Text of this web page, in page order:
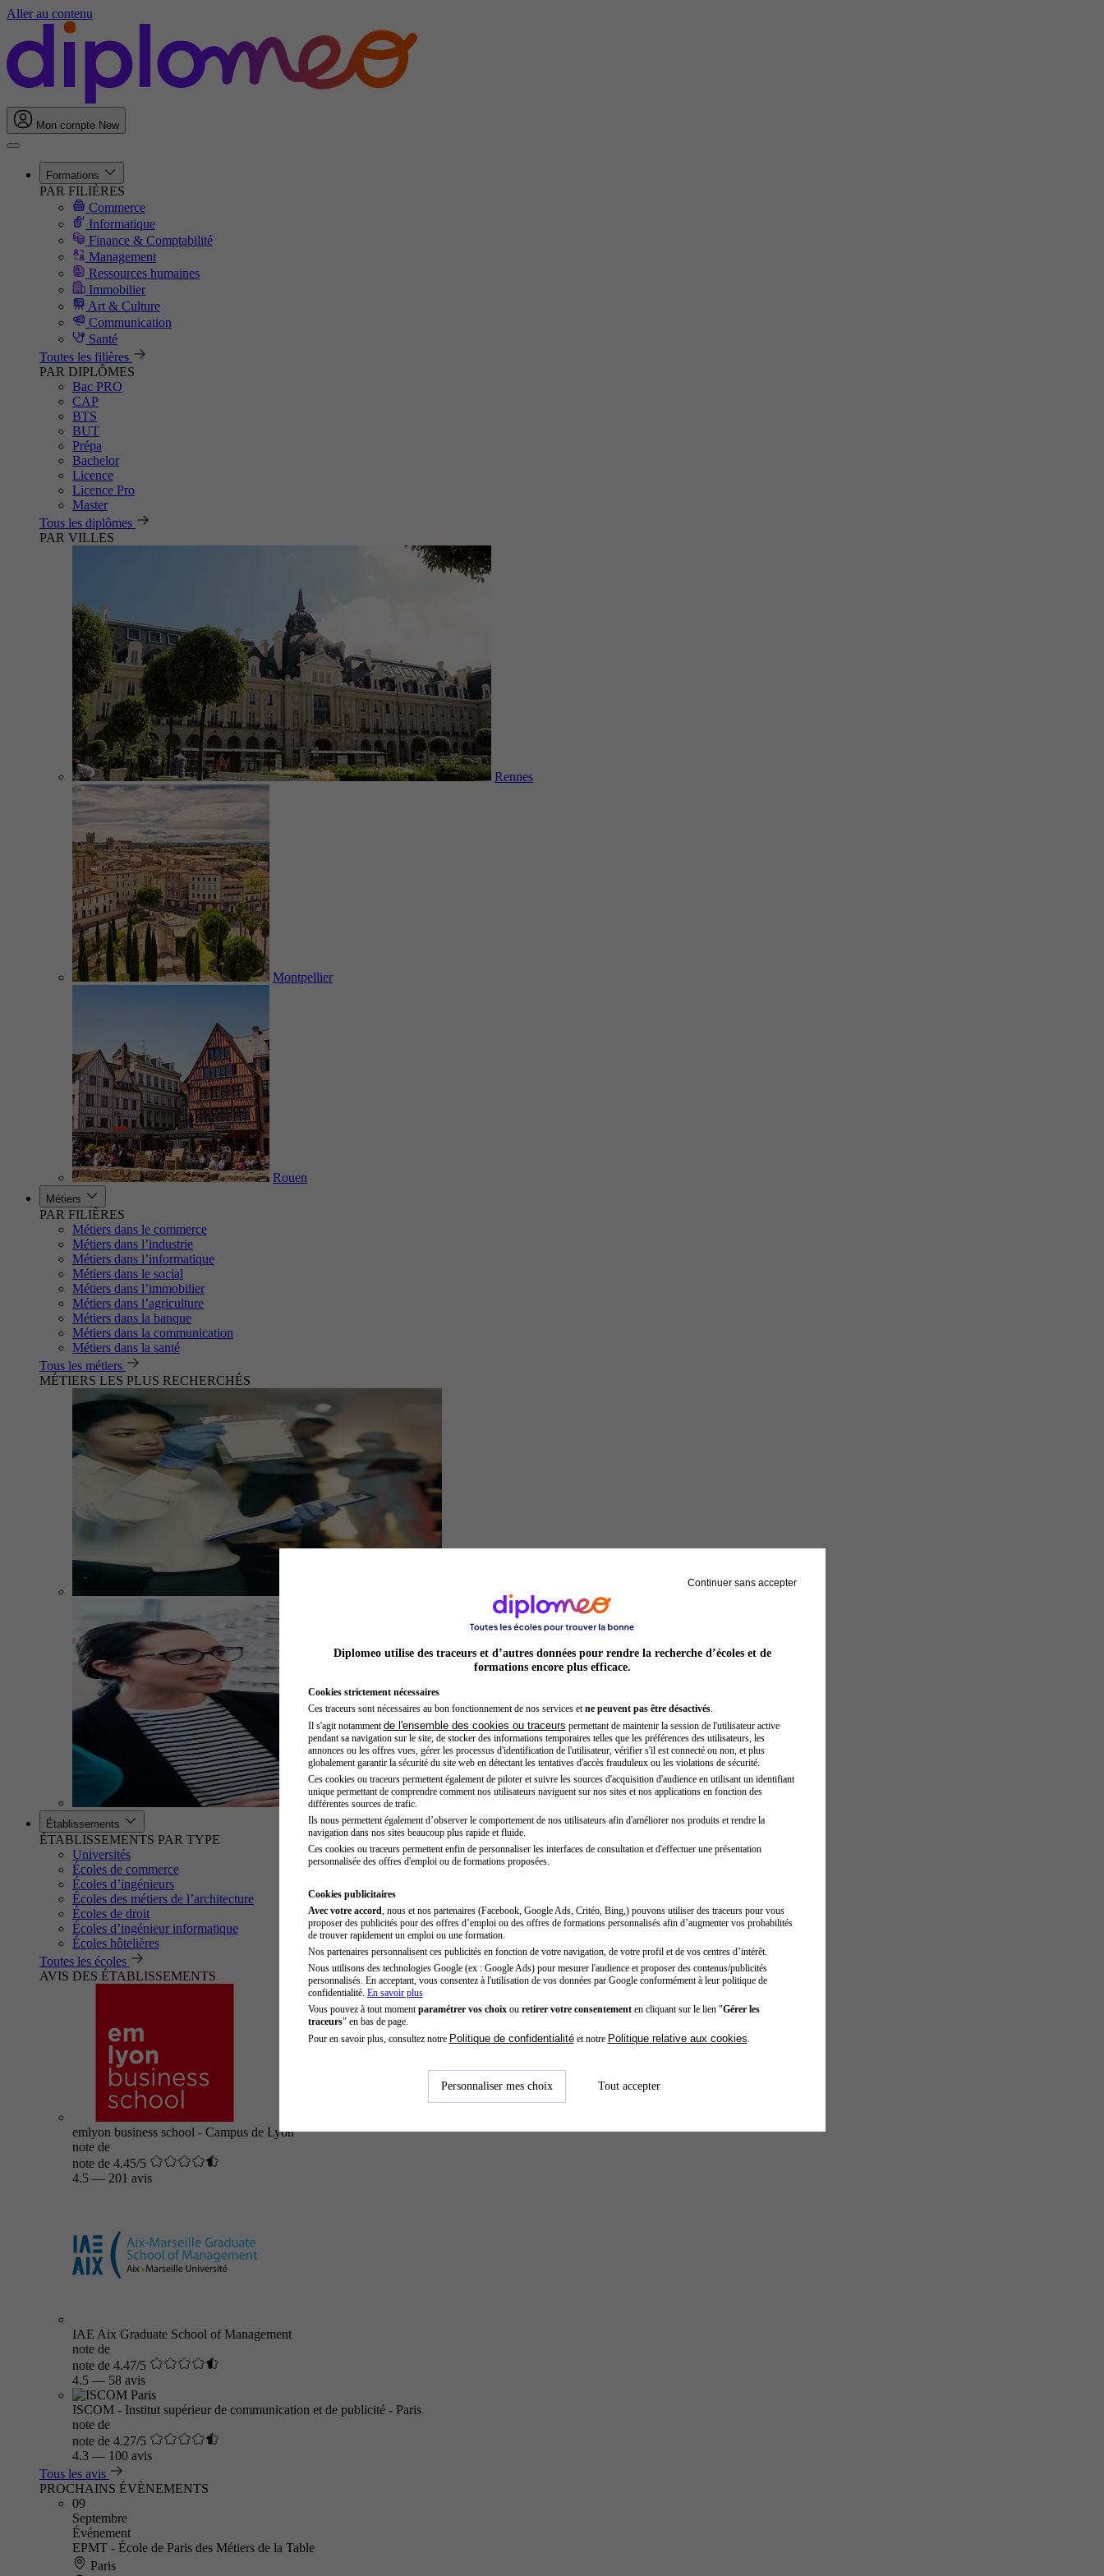
Aller au contenu
Mon compte New
Formations
PAR FILIÈRES
Commerce
Informatique
Finance & Comptabilité
Management
Ressources humaines
Immobilier
Art & Culture
Communication
Santé
Toutes les filières
PAR DIPLÔMES
Bac PRO
CAP
BTS
BUT
Prépa
Bachelor
Licence
Licence Pro
Master
Tous les diplômes
PAR VILLES
Rennes
Montpellier
Rouen
Métiers
PAR FILIÈRES
Métiers dans le commerce
Métiers dans l’industrie
Métiers dans l’informatique
Métiers dans le social
Métiers dans l’immobilier
Métiers dans l’agriculture
Métiers dans la banque
Métiers dans la communication
Métiers dans la santé
Tous les métiers
MÉTIERS LES PLUS RECHERCHÉS
Inspecteur de police
Établissements
ÉTABLISSEMENTS PAR TYPE
Universités
Écoles de commerce
Écoles d’ingénieurs
Écoles des métiers de l’architecture
Écoles de droit
Écoles d’ingénieur informatique
Écoles hôtelières
Toutes les écoles
AVIS DES ÉTABLISSEMENTS
emlyon business school - Campus de Lyon
note de
note de 4.45/5
4.5 — 201 avis
IAE Aix Graduate School of Management
note de
note de 4.47/5
4.5 — 58 avis
ISCOM - Institut supérieur de communication et de publicité - Paris
note de
note de 4.27/5
4.3 — 100 avis
Tous les avis
PROCHAINS ÉVÈNEMENTS
09
Septembre
Événement
EPMT - École de Paris des Métiers de la Table
Paris
Continuer sans accepter
Diplomeo utilise des traceurs et d’autres données pour rendre la recherche d’écoles et de
formations encore plus efficace.
Cookies strictement nécessaires
Ces traceurs sont nécessaires au bon fonctionnement de nos services et ne peuvent pas être désactivés.
Il s'agit notamment de l'ensemble des cookies ou traceurs permettant de maintenir la session de l'utilisateur active
pendant sa navigation sur le site, de stocker des informations temporaires telles que les préférences des utilisateurs, les
annonces ou les offres vues, gérer les processus d'identification de l'utilisateur, vérifier s'il est connecté ou non, et plus
globalement garantir la sécurité du site web en détectant les tentatives d'accès frauduleux ou les violations de sécurité.
Ces cookies ou traceurs permettent également de piloter et suivre les sources d'acquisition d'audience en utilisant un identifiant
unique permettant de comprendre comment nos utilisateurs naviguent sur nos sites et nos applications en fonction des
différentes sources de trafic.
Ils nous permettent également d’observer le comportement de nos utilisateurs afin d'améliorer nos produits et rendre la
navigation dans nos sites beaucoup plus rapide et fluide.
Ces cookies ou traceurs permettent enfin de personnaliser les interfaces de consultation et d'effectuer une présentation
personnalisée des offres d'emploi ou de formations proposées.
Cookies publicitaires
Avec votre accord , nous et nos partenaires (Facebook, Google Ads, Critéo, Bing,) pouvons utiliser des traceurs pour vous
proposer des publicités pour des offres d’emploi ou des offres de formations personnalisés afin d’augmenter vos probabilités
de trouver rapidement un emploi ou une formation.
Nos partenaires personnalisent ces publicités en fonction de votre navigation, de votre profil et de vos centres d’intérêt.
Nous utilisons des technologies Google (ex : Google Ads) pour mesurer l'audience et proposer des contenus/publicités
personnalisés. En acceptant, vous consentez à l'utilisation de vos données par Google conformément à leur politique de
confidentialité. En savoir plus
Vous pouvez à tout moment paramétrer vos choixou retirer votre consentementen cliquant sur le lien "Gérer les
traceurs" en bas de page.
Pour en savoir plus, consultez notre Politique de confidentialitéet notre Politique relative aux cookies
Personnaliser mes choix Tout accepter